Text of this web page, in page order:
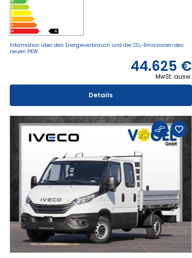
Information über den Energieverbrauch und die CO₂-Emissionen des
neuen PKW
44.625 €
MwSt. ausw.
Details